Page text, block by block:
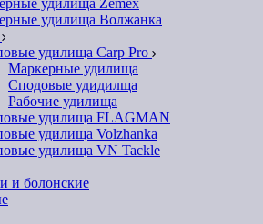
удилища Zemex
удилища Волжанка
удилища Carp Pro
Маркерные удилища
Сподовые удидилща
Рабочие удилища
удилища FLAGMAN
удилища Volzhanka
удилища VN Tackle
и болонские